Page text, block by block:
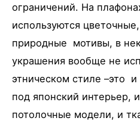
ограничений. На
используются
природные мотивы, в
украшения вообще не
этническом стиле –это
под японский интерьер,
потолочные модели, и